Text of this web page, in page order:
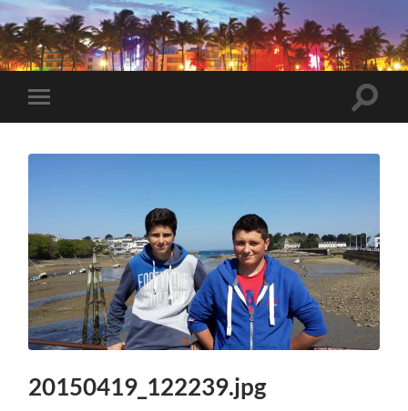
VeryBadTripInMiami
Toggle
mobile
Toggle
20150419_122239.jpg